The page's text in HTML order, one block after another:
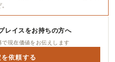
レイスをお持ちの方へ
現在価値をお伝えします
依頼する